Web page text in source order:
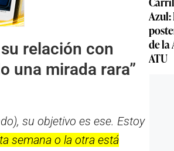
relación con
una mirada rara”
su objetivo es ese. Estoy
semana o la otra está
Azul:
de la
ATU